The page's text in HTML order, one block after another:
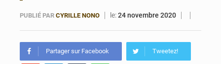
PUBLIÉ PAR CYRILLE NONO le:24 novembre 2020
Partager sur Facebook Tweetez!